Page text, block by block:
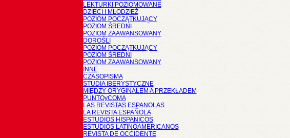
LEKTURKI POZIOMOWANE
DZIECI I MŁODZIEŻ
POZIOM POCZĄTKUJĄCY
POZIOM ŚREDNI
POZIOM ZAAWANSOWANY
DOROŚLI
POZIOM POCZĄTKUJĄCY
POZIOM ŚREDNI
POZIOM ZAAWANSOWANY
INNE
CZASOPISMA
STUDIA IBERYSTYCZNE
MIĘDZY ORYGINAŁEM A PRZEKŁADEM
PUNTOyCOMA
LAS REVISTAS ESPANOLAS
LA REVISTA ESPAÑOLA
ESTUDIOS HISPANICOS
ESTUDIOS LATINOAMERICANOS
REVISTA DE OCCIDENTE